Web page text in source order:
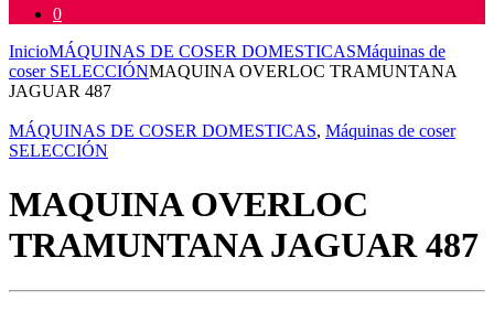
0
InicioMÁQUINAS DE COSER DOMESTICASMáquinas de
coser SELECCIÓNMAQUINA OVERLOC TRAMUNTANA
JAGUAR 487
MÁQUINAS DE COSER DOMESTICAS, Máquinas de coser
SELECCIÓN
MAQUINA OVERLOC
TRAMUNTANA JAGUAR 487